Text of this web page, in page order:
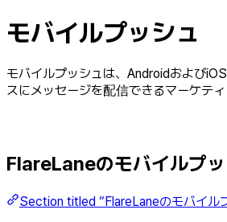
モバイルプッシュ
モバイルプッシュは、Androidおよび
スにメッセージを配信できるマーケティ
FlareLaneのモバイルプ
Section titled “FlareLaneのモバイル